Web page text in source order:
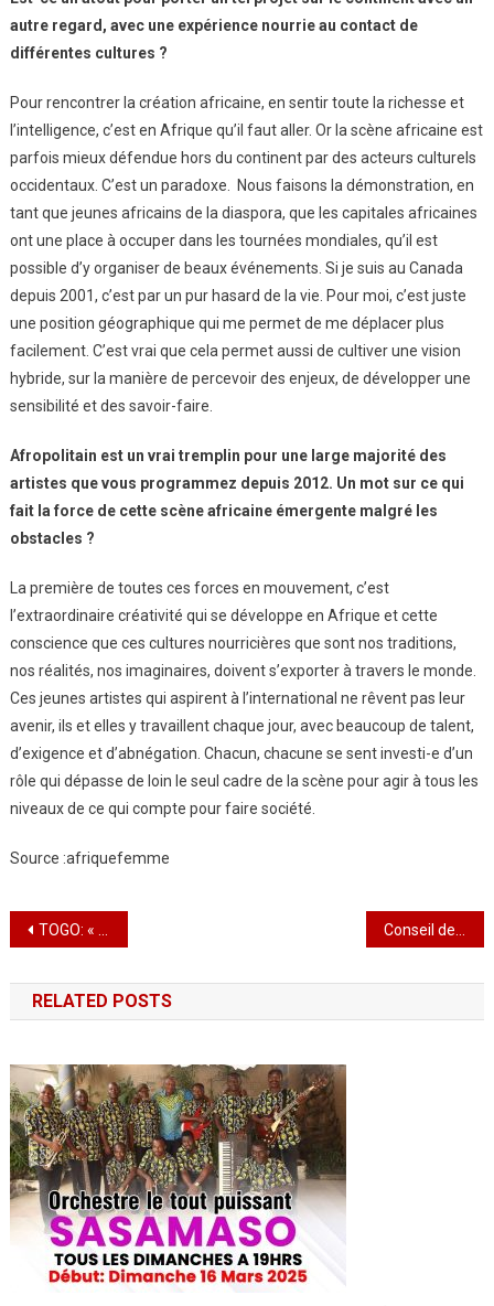
autre regard, avec une expérience nourrie au contact de
différentes cultures ?
Pour rencontrer la création africaine, en sentir toute la richesse et
l’intelligence, c’est en Afrique qu’il faut aller. Or la scène africaine est
parfois mieux défendue hors du continent par des acteurs culturels
occidentaux. C’est un paradoxe. Nous faisons la démonstration, en
tant que jeunes africains de la diaspora, que les capitales africaines
ont une place à occuper dans les tournées mondiales, qu’il est
possible d’y organiser de beaux événements. Si je suis au Canada
depuis 2001, c’est par un pur hasard de la vie. Pour moi, c’est juste
une position géographique qui me permet de me déplacer plus
facilement. C’est vrai que cela permet aussi de cultiver une vision
hybride, sur la manière de percevoir des enjeux, de développer une
sensibilité et des savoir-faire.
Afropolitain est un vrai tremplin pour une large majorité des
artistes que vous programmez depuis 2012. Un mot sur ce qui
fait la force de cette scène africaine émergente malgré les
obstacles ?
La première de toutes ces forces en mouvement, c’est
l’extraordinaire créativité qui se développe en Afrique et cette
conscience que ces cultures nourricières que sont nos traditions,
nos réalités, nos imaginaires, doivent s’exporter à travers le monde.
Ces jeunes artistes qui aspirent à l’international ne rêvent pas leur
avenir, ils et elles y travaillent chaque jour, avec beaucoup de talent,
d’exigence et d’abnégation. Chacun, chacune se sent investi-e d’un
rôle qui dépasse de loin le seul cadre de la scène pour agir à tous les
niveaux de ce qui compte pour faire société.
Source :afriquefemme
Navigation
de
l’article
TOGO: « AWUNYO AWARDS 4 » a tenu toutes ses promesses
RELATED POSTS